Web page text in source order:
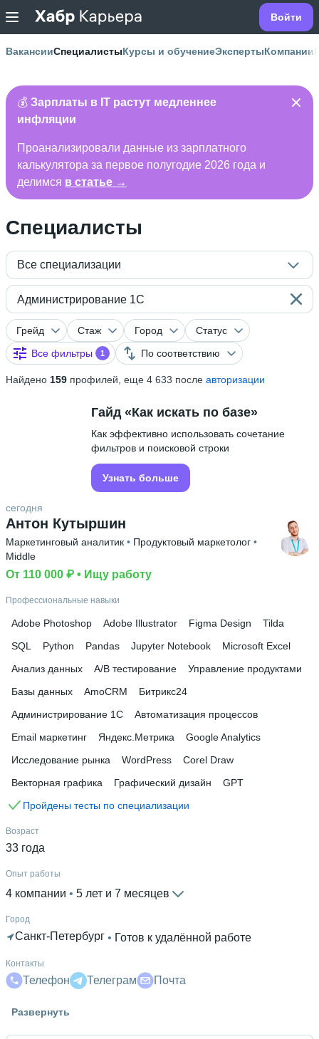
Войти
ВакансииСпециалистыКурсы и обучениеЭкспертыКомпании
💰 Зарплаты в IT растут медленнее
инфляции
Проанализировали данные из зарплатного
калькулятора за первое полугодие 2026 года и
делимся в статье →
Специалисты
Все специализации
Администрирование 1С
Грейд Стаж Город
Статус
Все фильтры
1 По соответствию
Найдено 159 профилей, еще 4 633 после авторизации
Гайд «Как искать по базе»
Как эффективно использовать сочетание
фильтров и поисковой строки
Узнать больше
Антон Кутыршин
сегодня
Маркетинговый аналитик • Продуктовый маркетолог
Middle
От 110 000 ₽ • Ищу работу
Профессиональные навыки
Adobe Photoshop Adobe Illustrator Figma Design
Tilda
SQL
Python Pandas Jupyter Notebook
Microsoft Excel
Анализ данных
A/B тестирование
Управление продуктами
Базы данных
AmoCRM
Битрикс24
Администрирование 1С
Автоматизация процессов
Email маркетинг
Яндекс.Метрика
Google Analytics
Исследование рынка
WordPress
Corel Draw
Векторная графика
Графический дизайн
GPT
Пройдены тесты по специализации
Возраст
33 года
Опыт работы
4 компании 5 лет и 7 месяцев
Город
Санкт-Петербург • Готов к удалённой работе
Контакты
Телефон Телеграм Почта
Развернуть